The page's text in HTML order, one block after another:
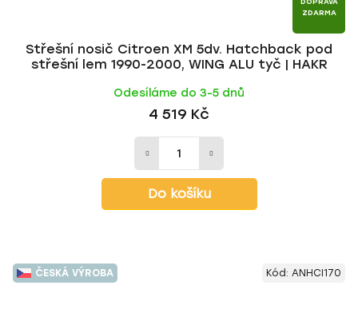
ZDARMA
Střešní nosič Citroen XM 5dv. Hatchback pod
střešní lem 1990-2000, WING ALU tyč | HAKR
Odesíláme do 3-5 dnů
4 519 Kč
Do košíku
ČESKÁ VÝROBA Kód: ANHCI170